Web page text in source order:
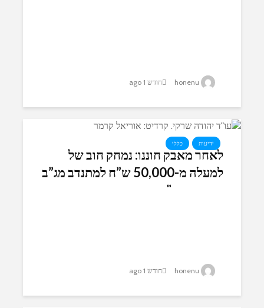
חודש 1 ago
ידיעות כללי
לאחר מאבק חוננו: נמחק חוב של
למעלה מ-50,000 ש”ח למתנדב מג”ב
שירה בשב”ח
חודש 1 ago